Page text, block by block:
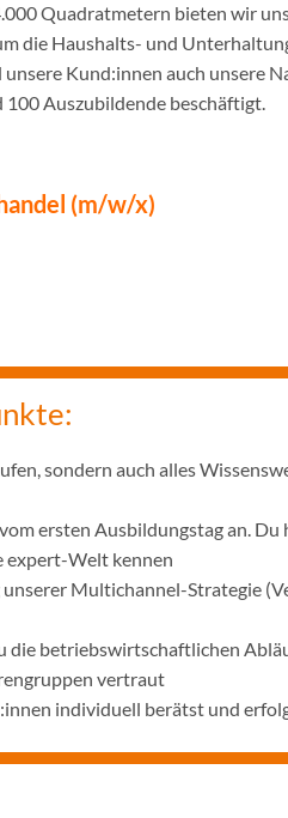
Quadratmetern bieten wir
die Haushalts- und
Kund:innen auch unsere
Auszubildende beschäftigt.
(m/w/x)
sondern auch alles
ersten Ausbildungstag an.
expert-Welt kennen
Multichannel-Strategie
die betriebswirtschaftlichen
vertraut
individuell berätst und